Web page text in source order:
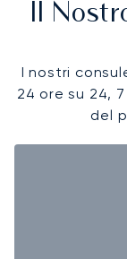
Il
I nostri
24 ore su 24,
del